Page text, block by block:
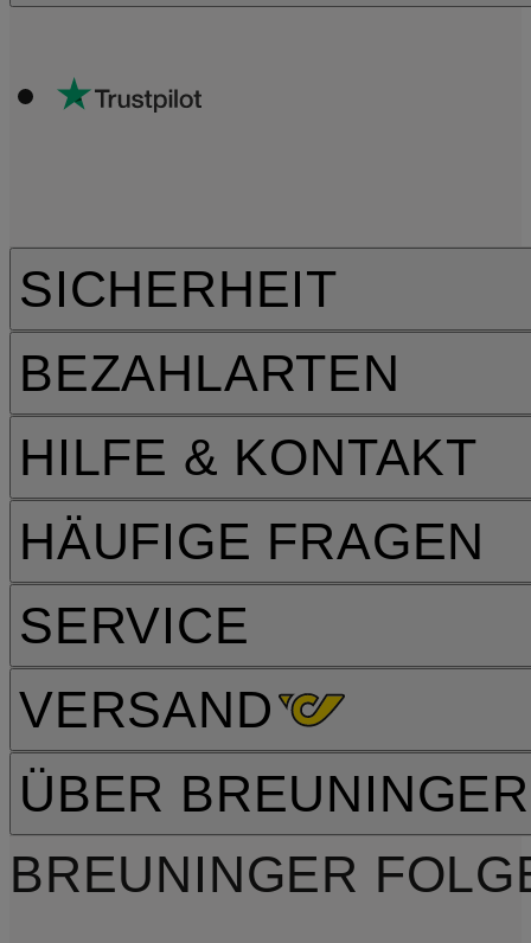
HILFE & KONTAKT
HÄUFIGE FRAGEN
SERVICE
VERSAND
SICHERHEIT
BEZAHLARTEN
ÜBER BREUNINGER
BREUNINGER